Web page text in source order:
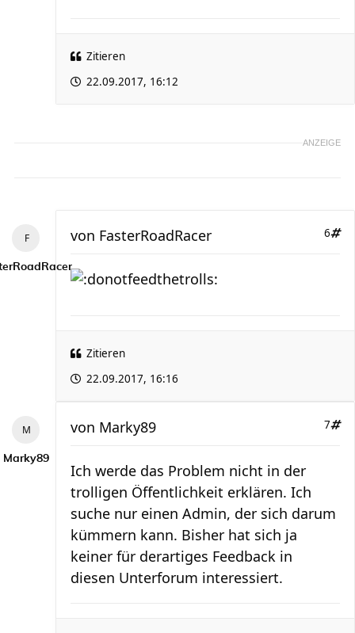
Zitieren
22.09.2017, 16:12
ANZEIGE
6
von FasterRoadRacer
Zitieren
22.09.2017, 16:16
Marky89
7
von Marky89
Ich werde das Problem nicht in der
trolligen Öffentlichkeit erklären. Ich
suche nur einen Admin, der sich darum
kümmern kann. Bisher hat sich ja
keiner für derartiges Feedback in
diesen Unterforum interessiert.